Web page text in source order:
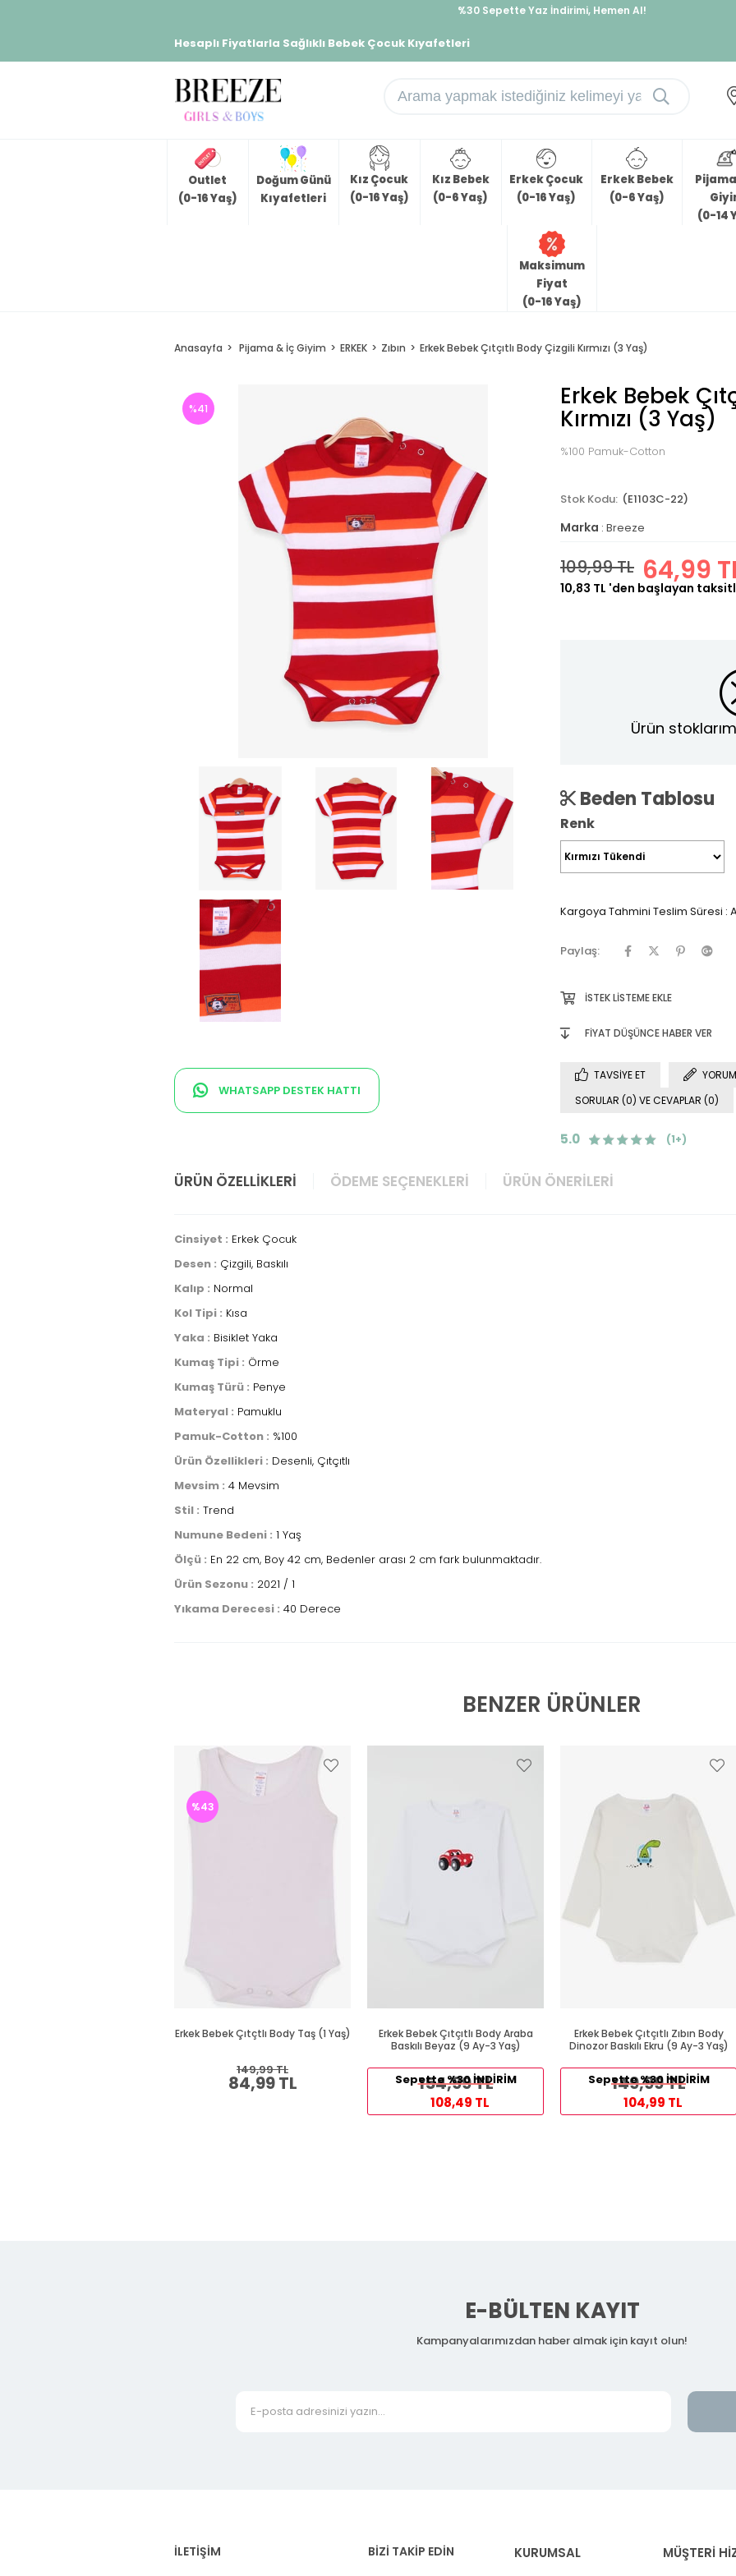
%30 Sepette Yaz İndirimi, Hemen Al!
Hesaplı Fiyatlarla Sağlıklı Bebek Çocuk Kıyafetleri
Outlet
(0-16 Yaş)
Doğum Günü
Kıyafetleri
Kız Çocuk
(0-16 Yaş)
Kız Bebek
(0-6 Yaş)
Erkek Çocuk
(0-16 Yaş)
Erkek Bebek
(0-6 Yaş)
(0-14
Maksimum
Fiyat
(0-16 Yaş)
Anasayfa Pijama & İç Giyim ERKEK Zıbın Erkek Bebek Çıtçıtlı Body Çizgili Kırmızı (3 Yaş)
%41
WHATSAPP DESTEK HATTI
Erkek Bebek
Kırmızı (3 Yaş)
%100 Pamuk-Cotton
(E1103C-22)
Marka : Breeze
109,99 TL 64,99
10,83 TL 'den başlayan
Ürün
Beden Tablosu
Renk
Kargoya Tahmini Teslim Süresi :
Paylaş:
İSTEK LISTEME EKLE
FIYAT DÜŞÜNCE HABER VER
TAVSIYE ET
SORULAR (0) VE CEVAPLAR (0)
5.0 (1+)
ÜRÜN ÖZELLIKLERI ÖDEME SEÇENEKLERI ÜRÜN ÖNERILERI
Cinsiyet : Erkek Çocuk
Desen : Çizgili, Baskılı
Kalıp : Normal
Kol Tipi : Kısa
Yaka : Bisiklet Yaka
Kumaş Tipi : Örme
Kumaş Türü : Penye
Materyal : Pamuklu
Pamuk-Cotton : %100
Ürün Özellikleri : Desenli, Çıtçıtlı
Mevsim : 4 Mevsim
Stil : Trend
Numune Bedeni : 1 Yaş
Ölçü : En 22 cm, Boy 42 cm, Bedenler arası 2 cm fark bulunmaktadır.
Ürün Sezonu : 2021 / 1
Yıkama Derecesi : 40 Derece
BENZER ÜRÜNLER
Erkek Bebek Çıtçtlı Body Taş (1 Yaş)
84,99 TL
149,99 TL
%43
Erkek Bebek Çıtçıtlı Body Araba
Baskılı Beyaz (9 Ay-3 Yaş)
154,99 TL
Sepette %30 İNDİRİM
108,49 TL
Erkek Bebek Çıtçıtlı Zıbın Body
Dinozor Baskılı Ekru (9 Ay-3 Yaş)
149,99 TL
Sepette %30 İNDİRİM
104,99 TL
E-BÜLTEN KAYIT
Kampanyalarımızdan haber almak için kayıt olun!
İLETİŞİM BİZİ TAKİP EDİN KURUMSAL MÜŞTERİ